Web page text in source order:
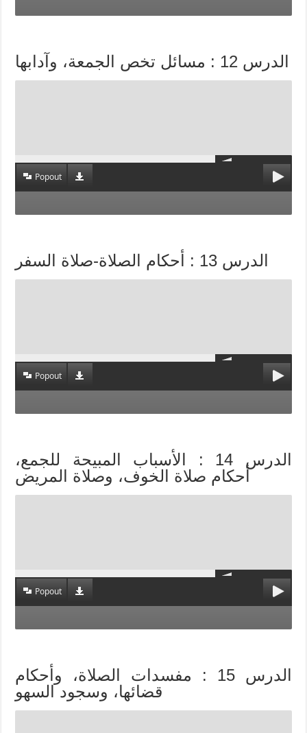
الدرس 12 : مسائل تخص الجمعة، وآدابها
Popout
الدرس 13 : أحكام الصلاة-صلاة السفر
Popout
الدرس 14 : الأسباب المبيحة للجمع،
أحكام صلاة الخوف، وصلاة المريض
Popout
الدرس 15 : مفسدات الصلاة، وأحكام
قضائها، وسجود السهو